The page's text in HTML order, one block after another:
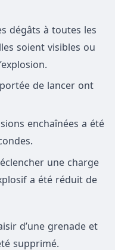
dégâts à toutes les
soient visibles ou
de lancer ont
enchaînées a été
une charge
a été réduit de
d’une grenade et
supprimé.